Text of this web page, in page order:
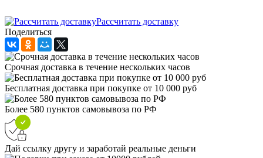
Рассчитать доставку
Поделиться
Cрочная доставка в течение нескольких часов
Бесплатная доставка при покупке от 10 000 руб
Более 580 пунктов самовывоза по РФ
Дай ссылку другу и заработай реальные деньги